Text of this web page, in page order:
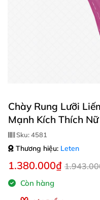
Chày Rung Lưỡi
Mạnh Kích Thích Nữ
Sku:4581
Thương hiệu: Leten
1.380.000₫
Còn hàng